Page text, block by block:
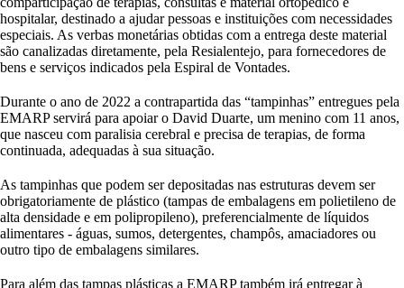
hospitalar, destinado a ajudar pessoas e instituições com necessidades
especiais. As verbas monetárias obtidas com a entrega deste material
são canalizadas diretamente, pela Resialentejo, para fornecedores de
bens e serviços indicados pela Espiral de Vontades.
Durante o ano de 2022 a contrapartida das “tampinhas” entregues pela
EMARP servirá para apoiar o David Duarte, um menino com 11 anos,
que nasceu com paralisia cerebral e precisa de terapias, de forma
continuada, adequadas à sua situação.
As tampinhas que podem ser depositadas nas estruturas devem ser
obrigatoriamente de plástico (tampas de embalagens em polietileno de
alta densidade e em polipropileno), preferencialmente de líquidos
alimentares - águas, sumos, detergentes, champôs, amaciadores ou
outro tipo de embalagens similares.
Para além das tampas plásticas a EMARP também irá entregar à